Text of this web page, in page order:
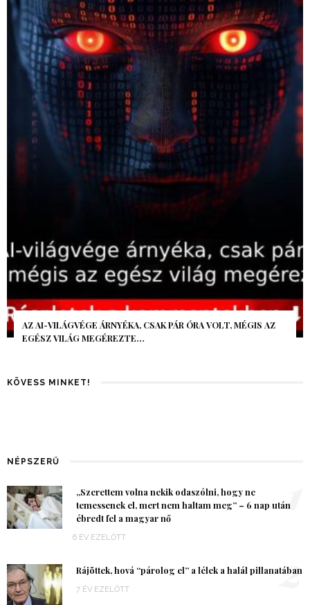
AZ AI-VILÁGVÉGE ÁRNYÉKA, CSAK PÁR ÓRA VOLT, MÉGIS AZ
EGÉSZ VILÁG MEGÉREZTE…
KÖVESS MINKET!
NÉPSZERŰ
„Szerettem volna nekik odaszólni, hogy ne
temessenek el, mert nem haltam meg” – 6 nap után
ébredt fel a magyar nő
6 ÉV EZELŐTT
1
Rájöttek, hová “párolog el” a lélek a halál pillanatában
7 ÉV EZELŐTT 2